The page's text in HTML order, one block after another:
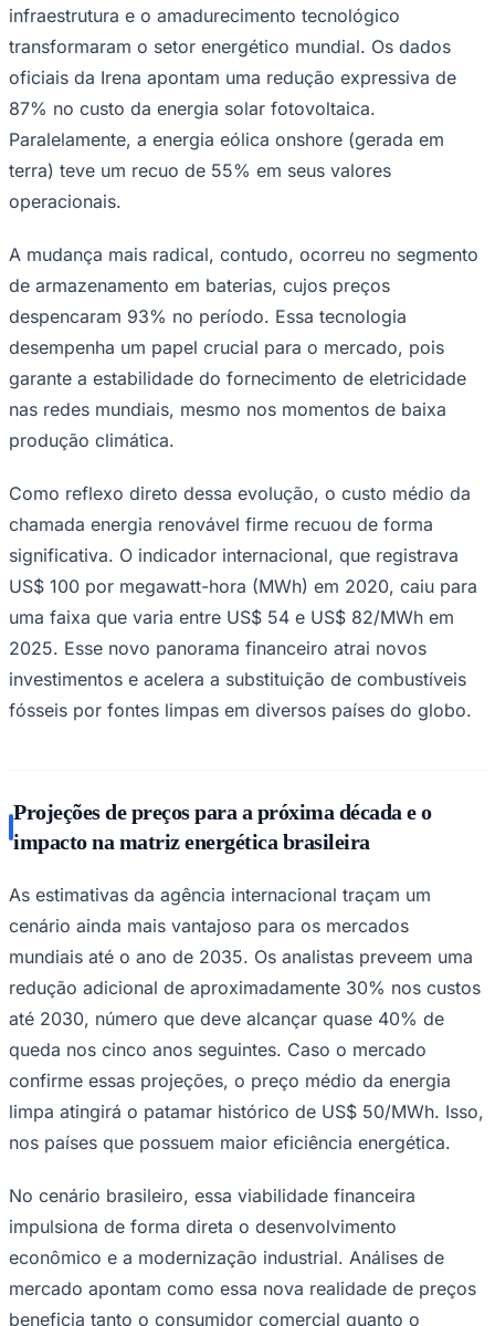
Goiás
Coritiba
Mirassol
infraestrutura e o amadurecimento tecnológico
transformaram o setor energético mundial. Os dados
oficiais da Irena apontam uma redução expressiva de
87% no custo da energia solar fotovoltaica.
Paralelamente, a energia eólica onshore (gerada em
terra) teve um recuo de 55% em seus valores
operacionais.
A mudança mais radical, contudo, ocorreu no segmento
de armazenamento em baterias, cujos preços
despencaram 93% no período. Essa tecnologia
desempenha um papel crucial para o mercado, pois
garante a estabilidade do fornecimento de eletricidade
nas redes mundiais, mesmo nos momentos de baixa
produção climática.
Como reflexo direto dessa evolução, o custo médio da
chamada energia renovável firme recuou de forma
significativa. O indicador internacional, que registrava
US$ 100 por megawatt-hora (MWh) em 2020, caiu para
uma faixa que varia entre US$ 54 e US$ 82/MWh em
2025. Esse novo panorama financeiro atrai novos
investimentos e acelera a substituição de combustíveis
fósseis por fontes limpas em diversos países do globo.
Projeções de preços para a próxima década e o
impacto na matriz energética brasileira
As estimativas da agência internacional traçam um
cenário ainda mais vantajoso para os mercados
mundiais até o ano de 2035. Os analistas preveem uma
redução adicional de aproximadamente 30% nos custos
até 2030, número que deve alcançar quase 40% de
queda nos cinco anos seguintes. Caso o mercado
confirme essas projeções, o preço médio da energia
limpa atingirá o patamar histórico de US$ 50/MWh. Isso,
nos países que possuem maior eficiência energética.
No cenário brasileiro, essa viabilidade financeira
impulsiona de forma direta o desenvolvimento
econômico e a modernização industrial. Análises de
mercado apontam como essa nova realidade de preços
beneficia tanto o consumidor comercial quanto o